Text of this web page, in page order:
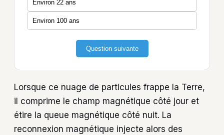
Environ 22 ans
Environ 100 ans
Question suivante
Lorsque ce nuage de particules frappe la Terre,
il comprime le champ magnétique côté jour et
étire la queue magnétique côté nuit. La
reconnexion magnétique injecte alors des